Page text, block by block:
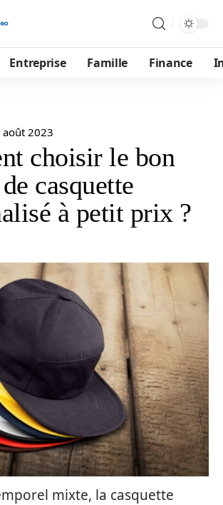
Entreprise Famille Finance
août 2023
choisir le bon
casquette
à petit prix ?
mixte, la casquette